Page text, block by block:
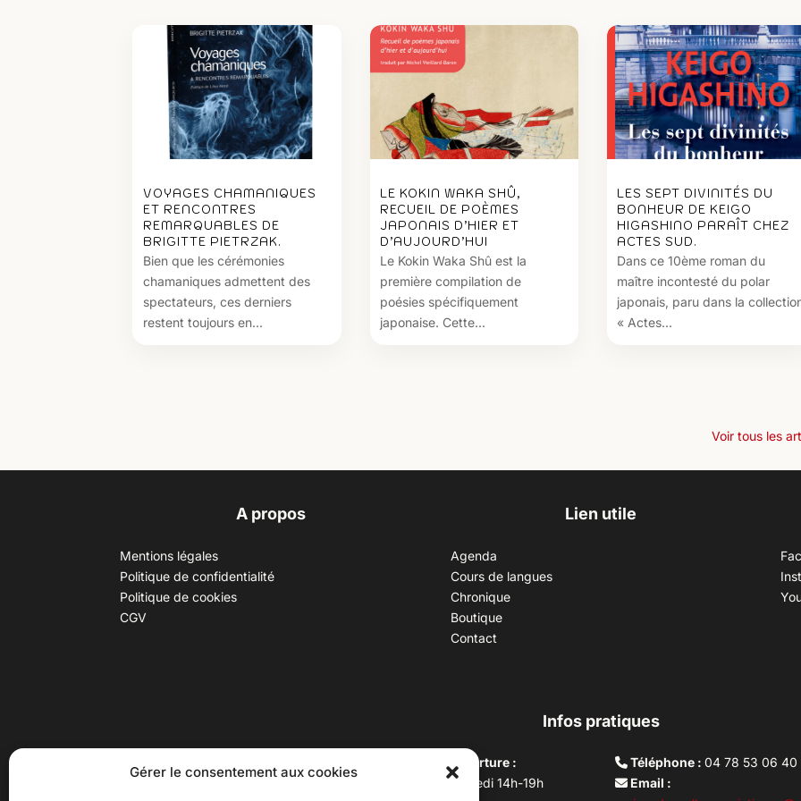
Gérer le consentement aux cookies
VOYAGES CHAMANIQUES
ET RENCONTRES
REMARQUABLES DE
BRIGITTE PIETRZAK.
Bien que les cérémonies
chamaniques admettent des
spectateurs, ces derniers
restent toujours en...
LE KOKIN WAKA SHÛ,
RECUEIL DE POÈMES
JAPONAIS D’HIER ET
D’AUJOURD’HUI
Le Kokin Waka Shû est la
première compilation de
poésies spécifiquement
japonaise. Cette...
LES SEPT DIVINITÉS DU
BONHEUR DE KEIGO
HIGASHINO PARAÎT CHEZ
ACTES SUD.
Dans ce 10ème roman du
maître incontesté du polar
japonais, paru dans la
« Actes...
Voir tous les
A propos
Mentions légales
Politique de confidentialité
Politique de cookies
CGV
Lien utile
Agenda
Cours de langues
Chronique
Boutique
Contact
Infos pratiques
(adresse postale : 62 rue St
Horaires d’ouverture :
Du mardi au vendredi 14h-19h
Téléphone :04 78 53 06 40
Email :